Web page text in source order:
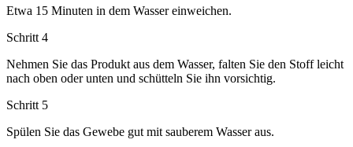
Etwa 15 Minuten in dem Wasser einweichen.
Schritt 4
Nehmen Sie das Produkt aus dem Wasser, falten Sie den Stoff leicht
nach oben oder unten und schütteln Sie ihn vorsichtig.
Schritt 5
Spülen Sie das Gewebe gut mit sauberem Wasser aus.